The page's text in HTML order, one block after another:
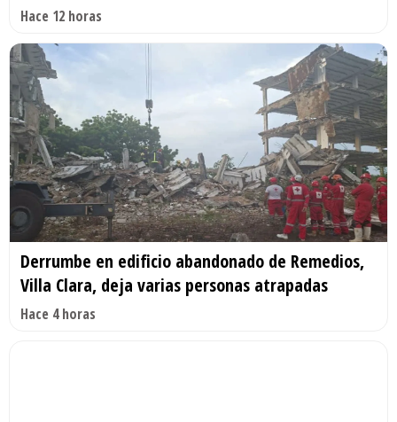
Hace 12 horas
Derrumbe en edificio abandonado de Remedios,
Villa Clara, deja varias personas atrapadas
Hace 4 horas